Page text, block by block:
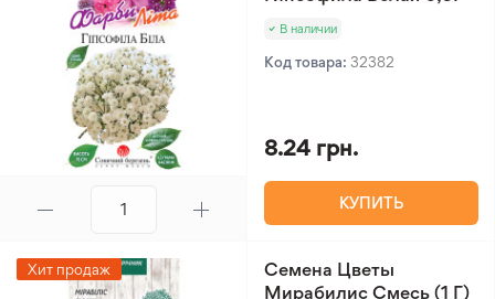
В наличии
Код товара: 32382
8.24 грн.
КУПИТЬ
Хит продаж
Семена Цветы
Мирабилис Смесь (1 Г)